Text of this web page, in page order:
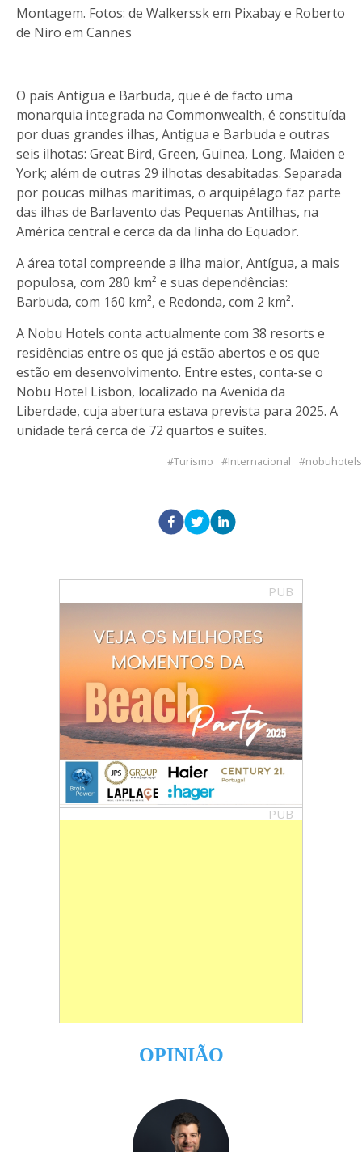
Montagem. Fotos: de Walkerssk em Pixabay e Roberto
de Niro em Cannes
O país Antigua e Barbuda, que é de facto uma
monarquia integrada na Commonwealth, é constituída
por duas grandes ilhas, Antigua e Barbuda e outras
seis ilhotas: Great Bird, Green, Guinea, Long, Maiden e
York; além de outras 29 ilhotas desabitadas. Separada
por poucas milhas marítimas, o arquipélago faz parte
das ilhas de Barlavento das Pequenas Antilhas, na
América central e cerca da da linha do Equador.
A área total compreende a ilha maior, Antígua, a mais
populosa, com 280 km² e suas dependências:
Barbuda, com 160 km², e Redonda, com 2 km².
A Nobu Hotels conta actualmente com 38 resorts e
residências entre os que já estão abertos e os que
estão em desenvolvimento. Entre estes, conta-se o
Nobu Hotel Lisbon, localizado na Avenida da
Liberdade, cuja abertura estava prevista para 2025. A
unidade terá cerca de 72 quartos e suítes.
Turismo Internacional nobuhotels
PUB
PUB
OPINIÃO